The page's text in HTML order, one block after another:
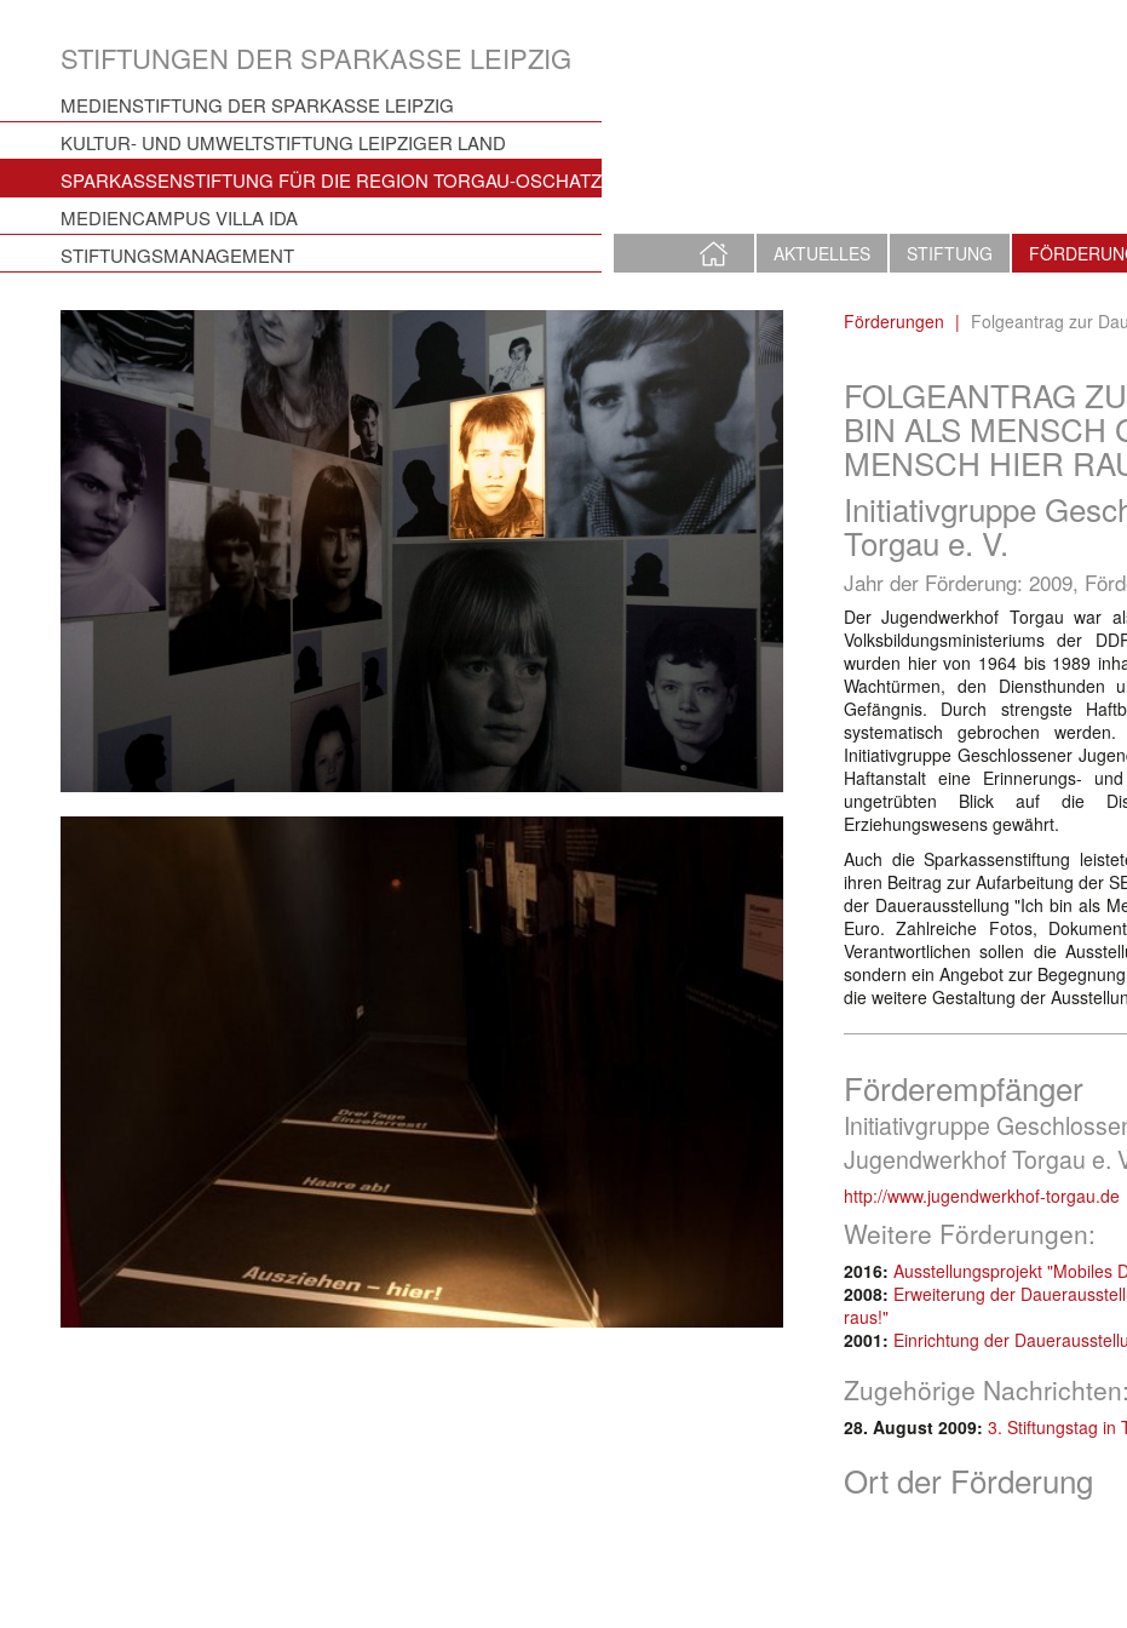
STIFTUNGEN DER SPARKASSE LEIPZIG
MEDIENSTIFTUNG DER SPARKASSE LEIPZIG
KULTUR- UND UMWELTSTIFTUNG LEIPZIGER LAND
SPARKASSENSTIFTUNG FÜR DIE REGION TORGAU-OSCHATZ
MEDIENCAMPUS VILLA IDA
STIFTUNGSMANAGEMENT
STARTSEITE
AKTUELLES STIFTUNG
Förderungen Folgeantrag zur
FOLGEANTRAG
BIN ALS MENSCH
MENSCH HIER
Initiativgruppe
Torgau e. V.
Jahr der Förderung: 2009,
Der Jugendwerkhof Torgau war
Volksbildungsministeriums der
wurden hier von 1964 bis 1989
Wachtürmen, den Diensthunden
Gefängnis. Durch strengste
systematisch gebrochen
Initiativgruppe Geschlossener
Haftanstalt eine Erinnerungs-
ungetrübten Blick auf die
Erziehungswesens gewährt.
Auch die Sparkassenstiftung
ihren Beitrag zur Aufarbeitung der
der Dauerausstellung "Ich bin als
Euro. Zahlreiche Fotos,
Verantwortlichen sollen die
sondern ein Angebot zur
die weitere Gestaltung der
Förderempfänger
Initiativgruppe
Jugendwerkhof Torgau e.
http://www.jugendwerkhof-torgau.de
Weitere Förderungen:
2016: Ausstellungsprojekt "Mobiles
2008: Erweiterung der
raus!"
2001: Einrichtung der
Zugehörige Nachrichten:
28. August 2009: 3. Stiftungstag in
Ort der Förderung